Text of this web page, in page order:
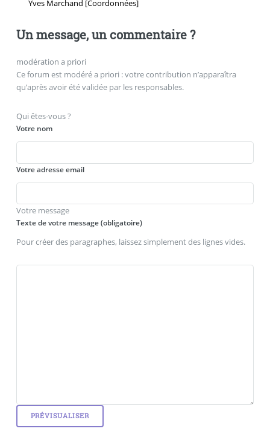
Yves Marchand [Coordonnées]
Un message, un commentaire ?
modération a priori
Ce forum est modéré a priori : votre contribution n’apparaîtra
qu’après avoir été validée par les responsables.
Qui êtes-vous ?
Votre nom
Votre adresse email
Votre message
Texte de votre message (obligatoire)
Pour créer des paragraphes, laissez simplement des lignes vides.